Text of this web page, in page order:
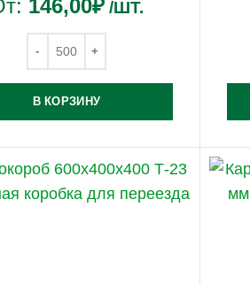
146,00₽ /ШТ.
В КОРЗИНУ